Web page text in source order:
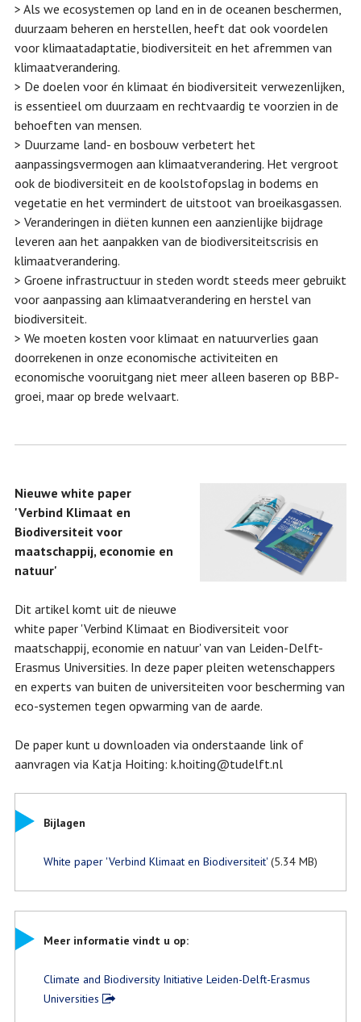
> Als we ecosystemen op land en in de oceanen beschermen,
duurzaam beheren en herstellen, heeft dat ook voordelen
voor klimaatadaptatie, biodiversiteit en het afremmen van
klimaatverandering.
> De doelen voor én klimaat én biodiversiteit verwezenlijken,
is essentieel om duurzaam en rechtvaardig te voorzien in de
behoeften van mensen.
> Duurzame land- en bosbouw verbetert het
aanpassingsvermogen aan klimaatverandering. Het vergroot
ook de biodiversiteit en de koolstofopslag in bodems en
vegetatie en het vermindert de uitstoot van broeikasgassen.
> Veranderingen in diëten kunnen een aanzienlijke bijdrage
leveren aan het aanpakken van de biodiversiteitscrisis en
klimaatverandering.
> Groene infrastructuur in steden wordt steeds meer gebruikt
voor aanpassing aan klimaatverandering en herstel van
biodiversiteit.
> We moeten kosten voor klimaat en natuurverlies gaan
doorrekenen in onze economische activiteiten en
economische vooruitgang niet meer alleen baseren op BBP-
groei, maar op brede welvaart.
Nieuwe white paper
'Verbind Klimaat en
Biodiversiteit voor
maatschappij, economie en
natuur'
Dit artikel komt uit de nieuwe
white paper 'Verbind Klimaat en Biodiversiteit voor
maatschappij, economie en natuur' van van Leiden-Delft-
Erasmus Universities. In deze paper pleiten wetenschappers
en experts van buiten de universiteiten voor bescherming van
eco-systemen tegen opwarming van de aarde.
De paper kunt u downloaden via onderstaande link of
aanvragen via Katja Hoiting: k.hoiting@tudelft.nl
Bijlagen
White paper 'Verbind Klimaat en Biodiversiteit' (5.34 MB)
Meer informatie vindt u op:
Climate and Biodiversity Initiative Leiden-Delft-Erasmus
Universities